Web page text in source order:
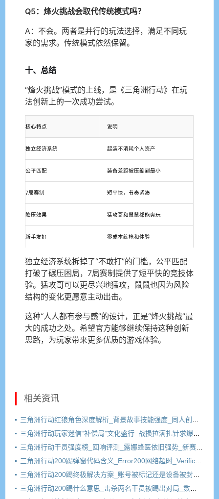
Q5：烽火挑战会取代传统模式吗？
A：不会。两者是并行的玩法选择，满足不同玩
家的需求。传统模式依然保留。
十、总结
“烽火挑战”模式的上线，是《三角洲行动》在玩
法创新上的一次成功尝试。
核心特点 说明
独立经济系统 起装不消耗个人资产
公平匹配 装备差距被压缩到最小
7局赛制 短平快，节奏紧凑
降压效果 猛攻哥和鼠鼠都能爽玩
新手友好 零成本练枪和体验
独立经济系统拆掉了“不敢打”的门槛，公平匹配
打破了碾压困局，7局赛制提供了短平快的竞技体
验。猛攻哥可以更尽兴地猛攻，鼠鼠也因为风险
结构的变化更愿意主动出击。
这种“人人都有参与感”的设计，正是“烽火挑战”最
大的成功之处。希望官方能够继续保持这种创新
思路，为玩家带来更多优质的游戏体验。
相关资讯
三角洲行动红狼角色深度解析_背景故事技能强度_同人创作文化
三角洲行动玩家迷信“补偿局”文化盛行_战损拉满扎针求爆率_三角洲成“电子老中医”重灾区
三角洲行动干员强度榜_回响评测_露娜蜂医依旧强势_新赛季上分推荐
三角洲行动200踢弹窗代码含义_Error200网络超时_VerificationFailed验证失败
三角洲行动200踢终极解决方案_账号被标记还是设备被封_冷号三天有用吗
三角洲行动200踢什么意思_击杀两名干员被踢出对局_数据异常200伤害弹窗原因解析